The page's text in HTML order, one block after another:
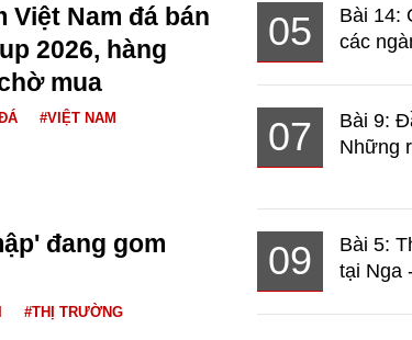
Việt Nam đá bán
2026, hàng
mua
#VIỆT NAM
đang gom
#THỊ TRƯỜNG
05
Bài 14:
các
07
Bài 9:
Những
09
Bài 5:
tại Nga